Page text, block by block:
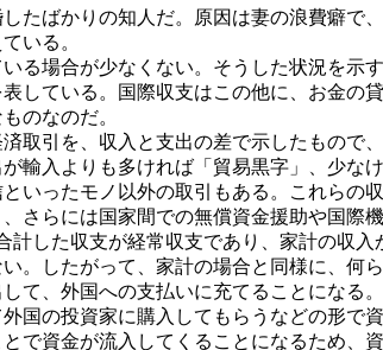
たばかりの知人だ。原因は妻の浪費癖で
いる。
場合が少なくない。そうした状況を示す
している。国際収支はこの他に、お金の
のなのだ。
引を、収入と支出の差で示したもので
が輸入よりも多ければ「貿易黒字」、少な
ったモノ以外の取引もある。これらの収
、さらには国家間での無償資金援助や国際
計した収支が経常収支であり、家計の収
したがって、家計の場合と同様に、何
て、外国への支払いに充てることになる。
の投資家に購入してもらうなどの形で
で資金が流入してくることになるため、